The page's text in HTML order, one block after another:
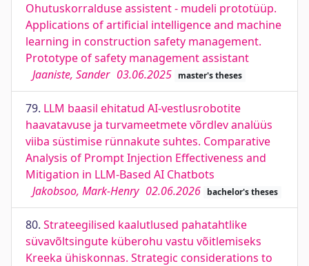
Ohutuskorralduse assistent - mudeli prototüüp.
Applications of artificial intelligence and machine
learning in construction safety management.
Prototype of safety management assistant
Jaaniste, Sander 03.06.2025 master's theses
79. LLM baasil ehitatud AI-vestlusrobotite
haavatavuse ja turvameetmete võrdlev analüüs
viiba süstimise rünnakute suhtes. Comparative
Analysis of Prompt Injection Effectiveness and
Mitigation in LLM-Based AI Chatbots
Jakobsoo, Mark-Henry 02.06.2026 bachelor's theses
80. Strateegilised kaalutlused pahatahtlike
süvavõltsingute küberohu vastu võitlemiseks
Kreeka ühiskonnas. Strategic considerations to